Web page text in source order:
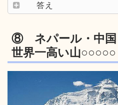
答え
⑧ ネパール・中国
世界一高い山○○○○○